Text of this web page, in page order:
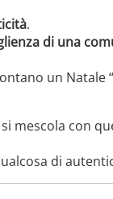
.
di una
un Natale
mescola con
di